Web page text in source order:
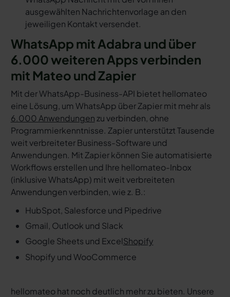
ausgewählten Nachrichtenvorlage an den
jeweiligen Kontakt versendet.
WhatsApp mit Adabra und über
6.000 weiteren Apps verbinden
mit Mateo und Zapier
Mit der WhatsApp-Business-API bietet hellomateo
eine Lösung, um WhatsApp über Zapier mit mehr als
6.000 Anwendungenzu verbinden, ohne
Programmierkenntnisse. Zapier unterstützt Tausende
weit verbreiteter Business-Software und
Anwendungen. Mit Zapier können Sie automatisierte
Workflows erstellen und Ihre hellomateo-Inbox
(inklusive WhatsApp) mit weit verbreiteten
Anwendungen verbinden, wie z. B.:
HubSpot, Salesforce und Pipedrive
Gmail, Outlook und Slack
Google Sheets und ExcelShopify
Shopify und WooCommerce
hellomateo hat noch deutlich mehr zu bieten. Unsere